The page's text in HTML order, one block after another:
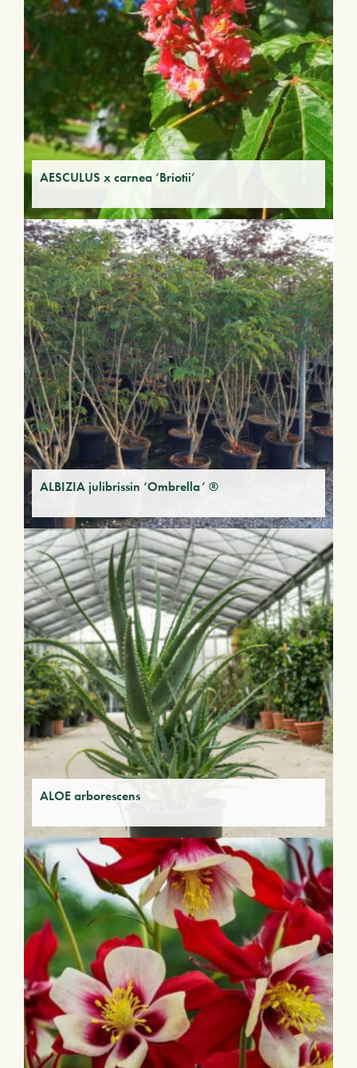
AESCULUS x carnea ‘Briotii’
ALBIZIA julibrissin ‘Ombrella’ ®
ALOE arborescens